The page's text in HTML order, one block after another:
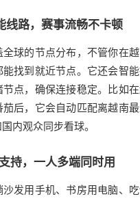
线路，赛事流畅不卡顿
全球的节点分布，不管你在
找到就近节点。它还会智
点，确保连接稳定。比如
后，它会自动匹配离越南
内观众同步看球。
持，一人多端同时用
发用手机、书房用电脑、吃